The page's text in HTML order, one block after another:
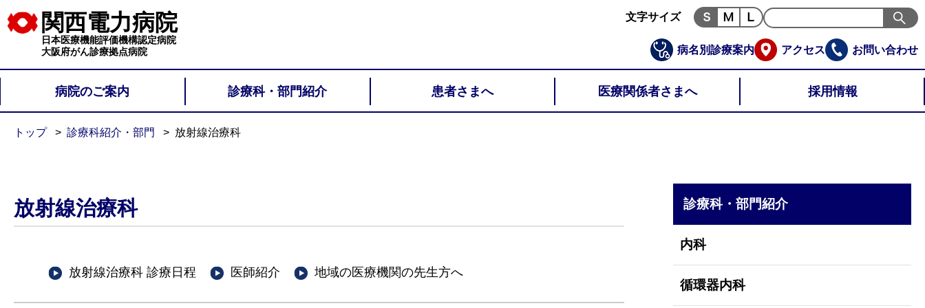
関西電力病院
日本医療機能評価機構認定病院
大阪府がん診療拠点病院
病院のご案内 診療科・部門紹介 患者さまへ 医療関係者さまへ 採用情報
文字サイズ
病名別診療案内 アクセス お問い合わせ
トップ 診療科紹介・部門 放射線治療科
放射線治療科
放射線治療科 診療日程 医師紹介 地域の医療機関の先生方へ
診療科・部門紹介
内科
循環器内科